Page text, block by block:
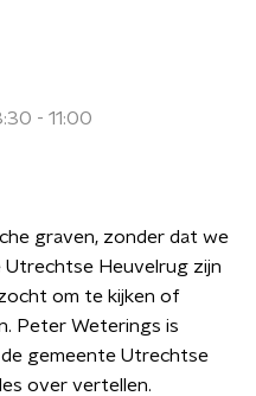
- 11:00
graven, zonder dat we
Utrechtse Heuvelrug zijn
om te kijken of
Peter Weterings is
gemeente Utrechtse
over vertellen.